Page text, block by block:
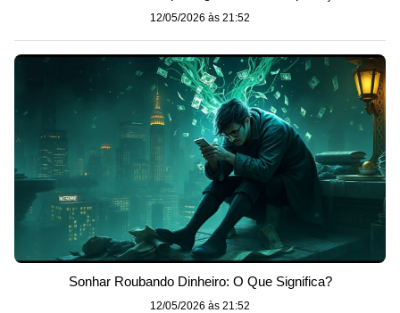
12/05/2026 às 21:52
Sonhar Roubando Dinheiro: O Que Significa?
12/05/2026 às 21:52